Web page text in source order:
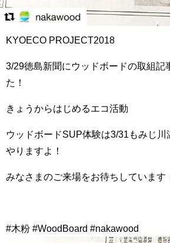
KYOECO PROJECT2018
3/29徳島新聞にウッドボードの取組記
た！
きょうからはじめるエコ活動
ウッドボードSUP体験は3/31もみじ
やりますよ！
みなさまのご来場をお待ちしています
#木粉 #WoodBoard #nakawood